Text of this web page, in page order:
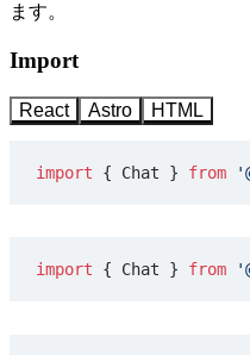
ます。
Import
React Astro HTML
import { Chat } from
import { Chat } from